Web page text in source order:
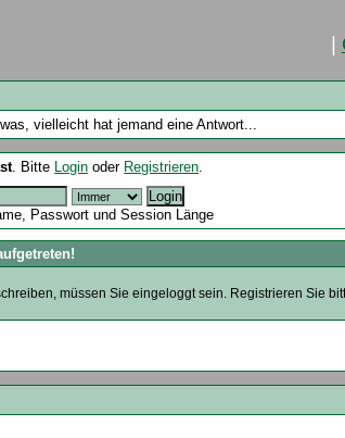
vielleicht hat jemand eine Antwort...
. Bitte Login oder Registrieren.
Passwort und Session Länge
müssen Sie eingeloggt sein. Registrieren Sie